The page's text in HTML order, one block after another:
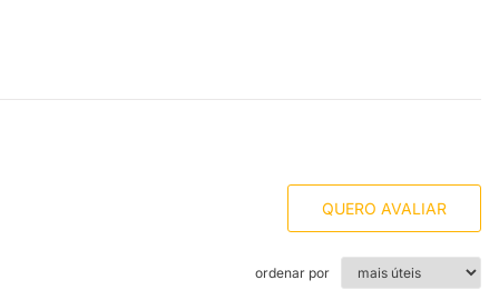
QUERO AVALIAR
ordenar por